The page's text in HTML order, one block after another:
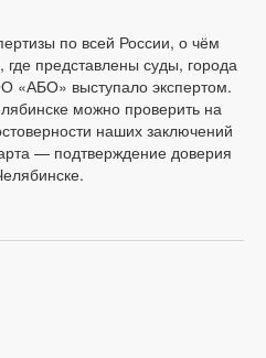
по всей России, о чём
где представлены суды, города
«АБО» выступало экспертом.
можно проверить на
наших заключений
— подтверждение доверия